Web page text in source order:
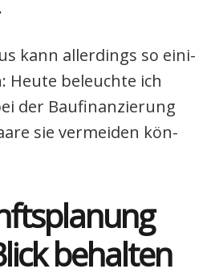
kann aller­dings so eini­
Heu­te beleuch­te ich
der Bau­fi­nan­zie­rung
sie ver­mei­den kön­
behal­ten